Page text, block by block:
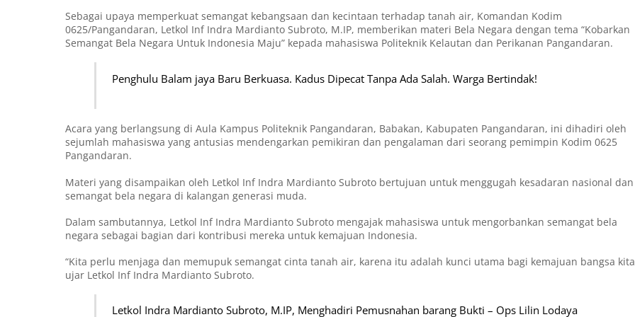
Sebagai upaya memperkuat semangat kebangsaan dan kecintaan terhadap tanah air, Komandan Kodim
0625/Pangandaran, Letkol Inf Indra Mardianto Subroto, M.IP, memberikan materi Bela Negara dengan tema “Kobarkan
Semangat Bela Negara Untuk Indonesia Maju” kepada mahasiswa Politeknik Kelautan dan Perikanan Pangandaran.
Penghulu Balam jaya Baru Berkuasa. Kadus Dipecat Tanpa Ada Salah. Warga Bertindak!
Acara yang berlangsung di Aula Kampus Politeknik Pangandaran, Babakan, Kabupaten Pangandaran, ini dihadiri oleh
sejumlah mahasiswa yang antusias mendengarkan pemikiran dan pengalaman dari seorang pemimpin Kodim 0625
Pangandaran.
Materi yang disampaikan oleh Letkol Inf Indra Mardianto Subroto bertujuan untuk menggugah kesadaran nasional dan
semangat bela negara di kalangan generasi muda.
Dalam sambutannya, Letkol Inf Indra Mardianto Subroto mengajak mahasiswa untuk mengorbankan semangat bela
negara sebagai bagian dari kontribusi mereka untuk kemajuan Indonesia.
“Kita perlu menjaga dan memupuk semangat cinta tanah air, karena itu adalah kunci utama bagi kemajuan bangsa
ujar Letkol Inf Indra Mardianto Subroto.
Letkol Indra Mardianto Subroto, M.IP, Menghadiri Pemusnahan barang Bukti – Ops Lilin Lodaya